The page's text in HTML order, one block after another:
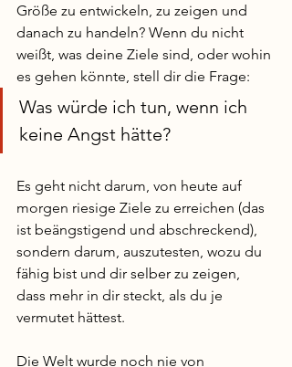
Größe zu entwickeln, zu zeigen und
danach zu handeln? Wenn du nicht
weißt, was deine Ziele sind, oder wohin
es gehen könnte, stell dir die Frage:
Was würde ich tun, wenn ich
keine Angst hätte?
Es geht nicht darum, von heute auf
morgen riesige Ziele zu erreichen (das
ist beängstigend und abschreckend),
sondern darum, auszutesten, wozu du
fähig bist und dir selber zu zeigen,
dass mehr in dir steckt, als du je
vermutet hättest.
Die Welt wurde noch nie von